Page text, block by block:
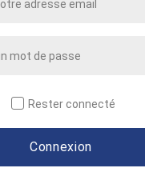
Rester connecté
Connexion